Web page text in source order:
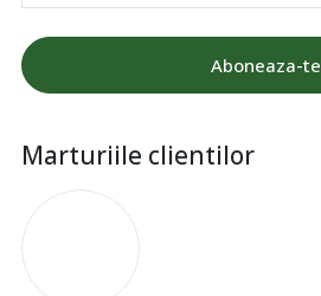
Aboneaza-te
Marturiile clientilor